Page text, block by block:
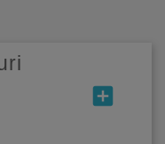
add_box